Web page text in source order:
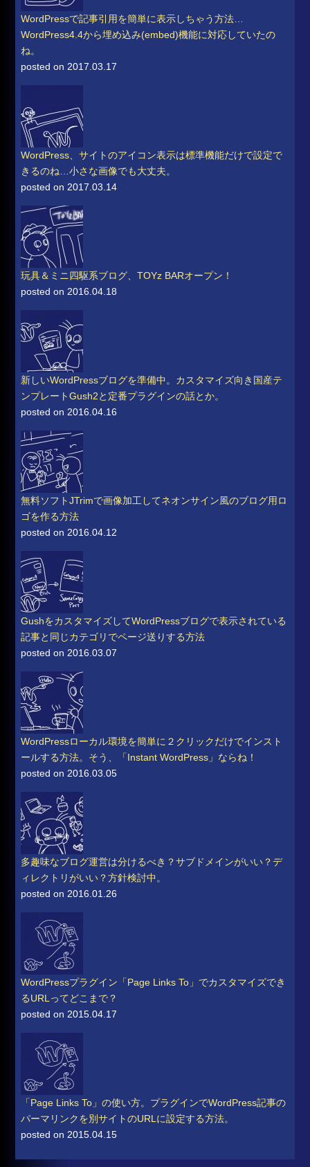
WordPressで記事引用を簡単に表示しちゃう方法…
WordPress4.4から埋め込み(embed)機能に対応していたの
ね。
posted on 2017.03.17
WordPress、サイトのアイコン表示は標準機能だけで設定で
きるのね…小さな画像でも大丈夫。
posted on 2017.03.14
玩具＆ミニ四駆系ブログ、TOYz BARオープン！
posted on 2016.04.18
新しいWordPressブログを準備中。カスタマイズ向き国産テ
ンプレートGush2と定番プラグインの話とか。
posted on 2016.04.16
無料ソフトJTrimで画像加工してネオンサイン風のブログ用ロ
ゴを作る方法
posted on 2016.04.12
GushをカスタマイズしてWordPressブログで表示されている
記事と同じカテゴリでページ送りする方法
posted on 2016.03.07
WordPressローカル環境を簡単に２クリックだけでインスト
ールする方法。そう、「Instant WordPress」ならね！
posted on 2016.03.05
多趣味なブログ運営は分けるべき？サブドメインがいい？デ
ィレクトリがいい？方針検討中。
posted on 2016.01.26
WordPressプラグイン「Page Links To」でカスタマイズでき
るURLってどこまで？
posted on 2015.04.17
「Page Links To」の使い方。プラグインでWordPress記事の
パーマリンクを別サイトのURLに設定する方法。
posted on 2015.04.15